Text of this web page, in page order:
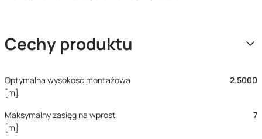
Cechy produktu
Optymalna wysokość montażowa
[m]
2.5000
Maksymalny zasięg na wprost
[m]
7